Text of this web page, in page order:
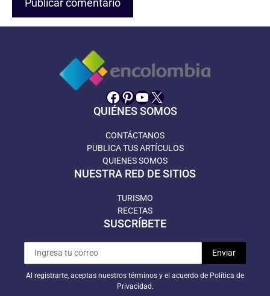
Facebook
Pinterest
YouTube
X
QUIÉNES SOMOS
CONTÁCTANOS
PUBLICA TUS ARTÍCULOS
QUIENES SOMOS
NUESTRA RED DE SITIOS
TURISMO
RECETAS
SUSCRÍBETE
Al registrarte, aceptas nuestros términos y el acuerdo de Política de
Privacidad.